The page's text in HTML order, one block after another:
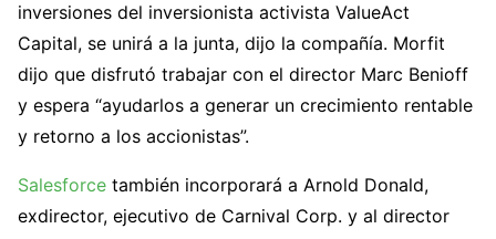
inversiones del inversionista activista ValueAct
Capital, se unirá a la junta, dijo la compañía. Morfit
dijo que disfrutó trabajar con el director Marc Benioff
y espera “ayudarlos a generar un crecimiento rentable
y retorno a los accionistas”.
Salesforce también incorporará a Arnold Donald,
exdirector, ejecutivo de Carnival Corp. y al director